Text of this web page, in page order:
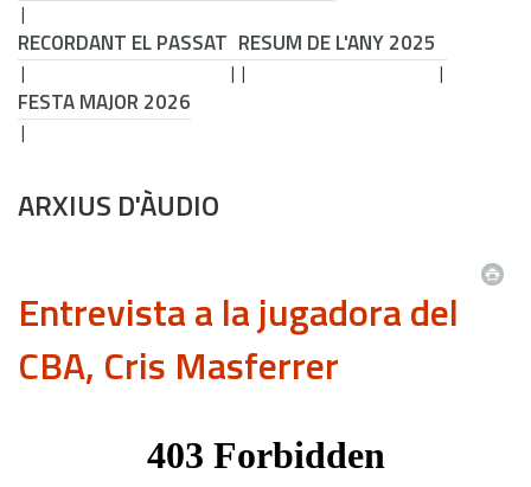
RECORDANT EL PASSAT RESUM DE L'ANY 2025
FESTA MAJOR 2026
ARXIUS D'ÀUDIO
Entrevista a la jugadora del
CBA, Cris Masferrer